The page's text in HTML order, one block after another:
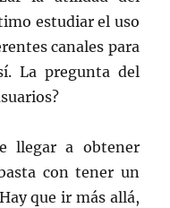
estudiar el uso
canales para
La pregunta del
llegar a obtener
con tener un
que ir más allá,